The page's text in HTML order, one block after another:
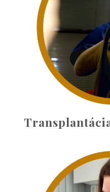
často
Odpovedá
Paholíková,
transplantáciu